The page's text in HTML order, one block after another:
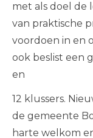
met als doel de
van praktische
voordoen in en
ook beslist een
en
12 klussers.
de gemeente
harte welkom